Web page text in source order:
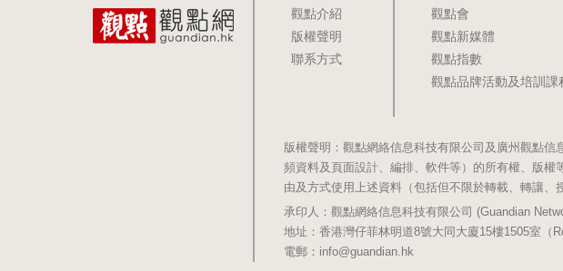
觀點介紹
版權聲明
聯系方式
觀點會
觀點新媒體
觀點指數
觀點品牌活動及培訓課
版權聲明：觀點網絡信息科技有限公司及廣州觀點
頻資料及頁面設計、編排、軟件等）的所有權、版
由及方式使用上述資料（包括但不限於轉載、轉讓、
承印人：觀點網絡信息科技有限公司 (Guandian
地址：香港灣仔菲林明道8號大同大廈15樓1505室（
電郵：info@guandian.hk